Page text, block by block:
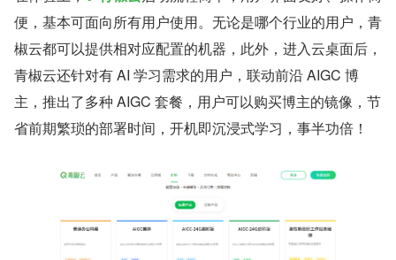
便，基本可面向所有用户使用。无论是哪个行业的用户，青
椒云都可以提供相对应配置的机器，此外，进入云桌面后，
青椒云还针对有 AI 学习需求的用户，联动前沿 AIGC 博
主，推出了多种 AIGC 套餐，用户可以购买博主的镜像，节
省前期繁琐的部署时间，开机即沉浸式学习，事半功倍！